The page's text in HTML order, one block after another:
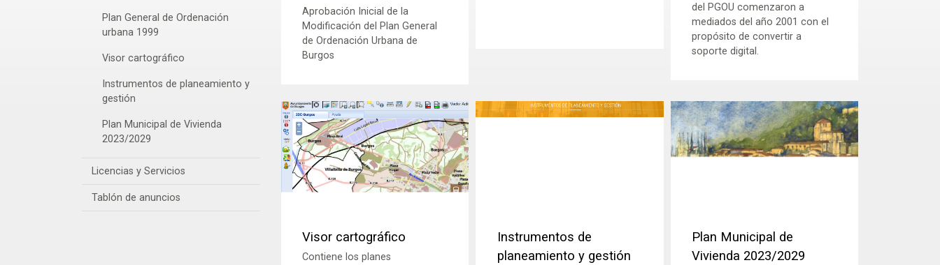
Plan General de Ordenación
urbana 1999
Visor cartográfico
Instrumentos de planeamiento y
gestión
Plan Municipal de Vivienda
2023/2029
Licencias y Servicios
Tablón de anuncios
Aprobación Inicial de la
Modificación del Plan General
de Ordenación Urbana de
Burgos
del PGOU comenzaron a
mediados del año 2001 con el
propósito de convertir a
soporte digital.
Visor cartográfico
Contiene los planes
Instrumentos de
planeamiento y gestión
Plan Municipal de
Vivienda 2023/2029